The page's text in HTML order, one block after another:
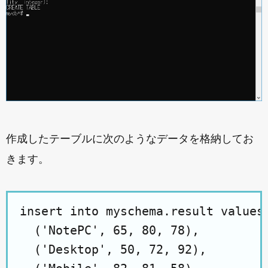
作成したテーブルに次のようなデータを格納してお
きます。
insert into myschema.result values
  ('NotePC', 65, 80, 78),
  ('Desktop', 50, 72, 92),